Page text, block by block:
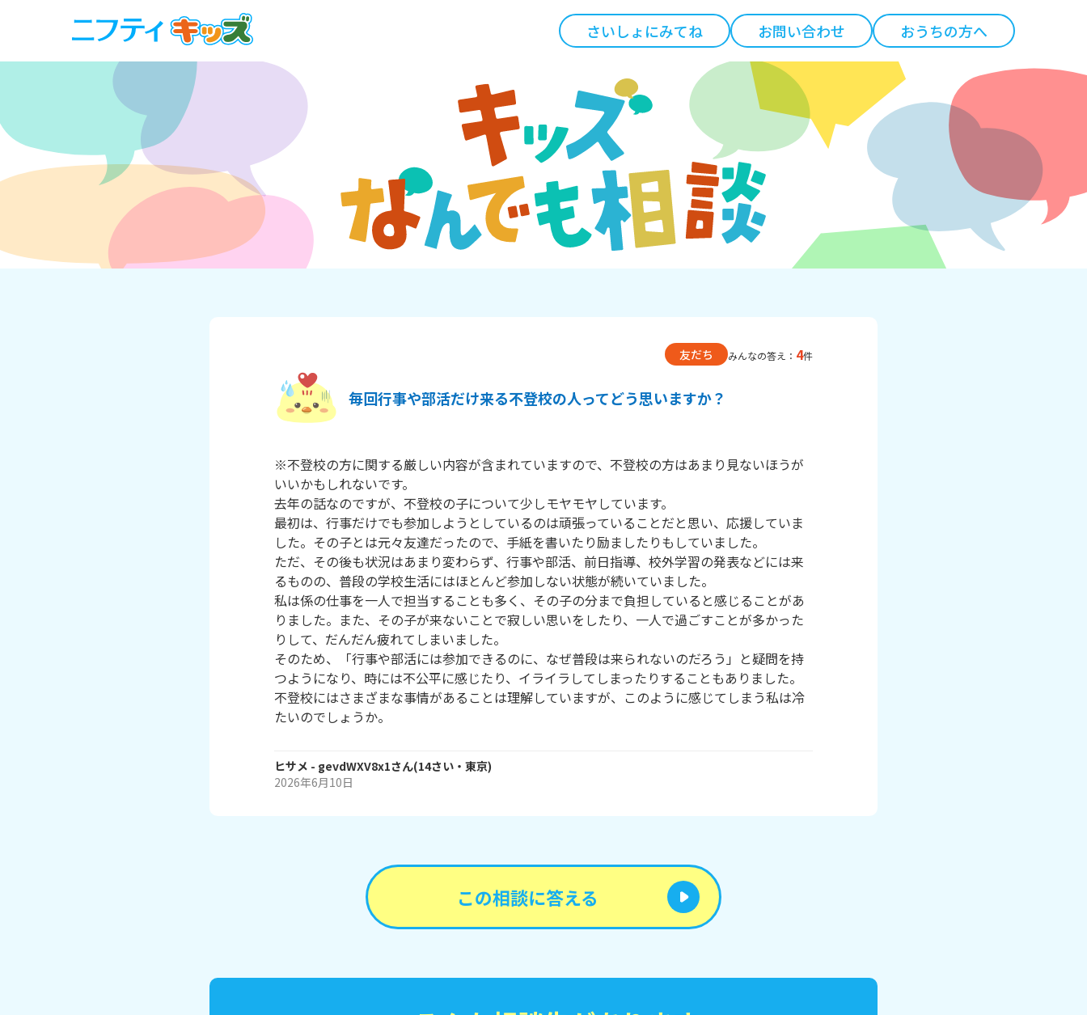
さいしょにみてね お問い合わせ おうちの方へ
友だち みんなの答え： 4件
毎回行事や部活だけ来る不登校の人ってどう思いますか？
※不登校の方に関する厳しい内容が含まれていますので、不登校の方はあまり見ないほうが
いいかもしれないです。
去年の話なのですが、不登校の子について少しモヤモヤしています。
最初は、行事だけでも参加しようとしているのは頑張っていることだと思い、応援していま
した。その子とは元々友達だったので、手紙を書いたり励ましたりもしていました。
ただ、その後も状況はあまり変わらず、行事や部活、前日指導、校外学習の発表などには来
るものの、普段の学校生活にはほとんど参加しない状態が続いていました。
私は係の仕事を一人で担当することも多く、その子の分まで負担していると感じることがあ
りました。また、その子が来ないことで寂しい思いをしたり、一人で過ごすことが多かった
りして、だんだん疲れてしまいました。
そのため、「行事や部活には参加できるのに、なぜ普段は来られないのだろう」と疑問を持
つようになり、時には不公平に感じたり、イライラしてしまったりすることもありました。
不登校にはさまざまな事情があることは理解していますが、このように感じてしまう私は冷
たいのでしょうか。
ヒサメ - gevdWXV8x1さん(14さい・ 東京)
2026年6月10日
この相談に答える